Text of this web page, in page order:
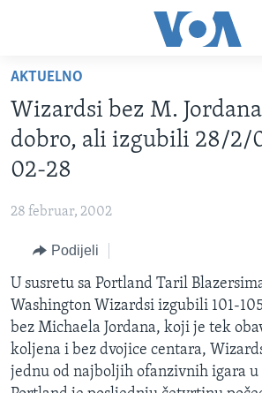
glavni
sadržaj
Pređi
na
glavnu
Idi
pretragu
TV PROGRAM
VIDEO
FOTOGRAFIJE DANA
SJEDINJENE AMERIČKE DRŽAVE
BOSNA I HERCEGOVINA
SVIJET
NAUKA I TEHNOLOGIJA
SPECIJALNI PROJEKTI
KORUPCIJA
SLOBODA MEDIJA
ŽENSKA STRANA
IZBJEGLIČKA STRANA
AKTUELNO
Wizardsi bez M.
dobro, ali izgubili 28/2/
02-28
28 februar, 2002
Podijeli
U susretu sa Portland Taril
Washington Wizardsi izgubili 101-
bez Michaela Jordana, koji je tek
koljena i bez dvojice centara,
jednu od najboljih ofanzivnih igara